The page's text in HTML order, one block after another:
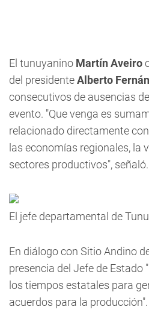
El tunuyanino Martín Aveiro
del presidenteAlberto
consecutivos de ausencias
evento. "Que venga es
relacionado directamente
las economías regionales, la
sectores productivos", señaló.
El jefe departamental de
En diálogo con Sitio Andino
presencia del Jefe de Estado
los tiempos estatales para
acuerdos para la producción".